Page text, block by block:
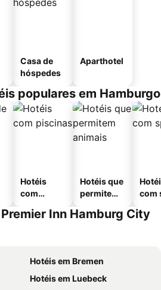
Casa de
hóspedes
Aparthotel
populares em Hamburgo
Hotéis
com
Hotéis que
permitem
com
Inn Hamburg City
Hotéis em Bremen
Hotéis em Luebeck